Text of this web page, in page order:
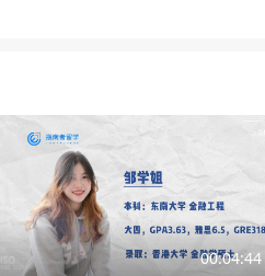
00:04:44